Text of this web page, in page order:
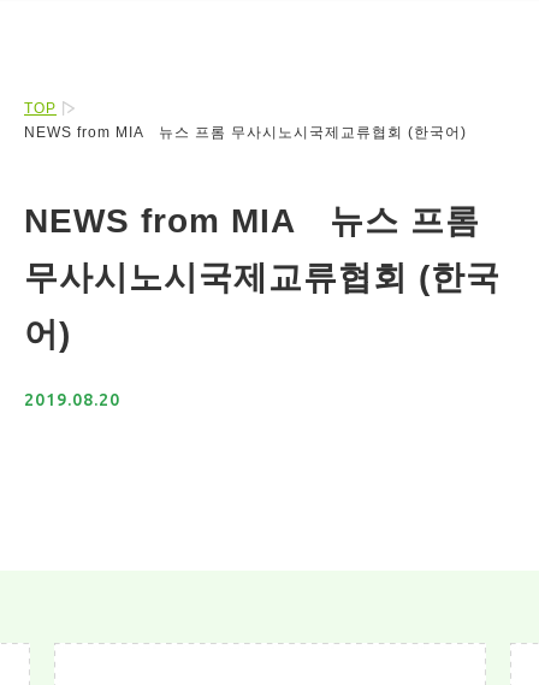
TOP
NEWS from MIA 뉴스 프롬 무사시노시국제교류협회 (한국어)
NEWS from MIA 뉴스 프롬
무사시노시국제교류협회 (한국
어)
2019.08.20